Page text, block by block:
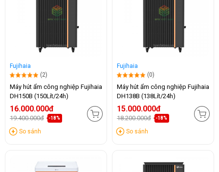
Fujihaia
(2)
Máy hút ẩm công nghiệp Fujihaia
DH150B (150Lít/24h)
16.000.000đ
19.400.000đ -18%
So sánh
Fujihaia
(0)
Máy hút ẩm công nghiệp Fujihaia
DH138B (138Lít/24h)
15.000.000đ
18.200.000đ -18%
So sánh